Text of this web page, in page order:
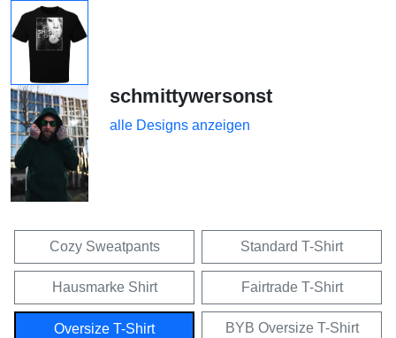
schmittywersonst
alle Designs anzeigen
Cozy Sweatpants Standard T-Shirt
Hausmarke Shirt Fairtrade T-Shirt
Oversize T-Shirt BYB Oversize T-Shirt